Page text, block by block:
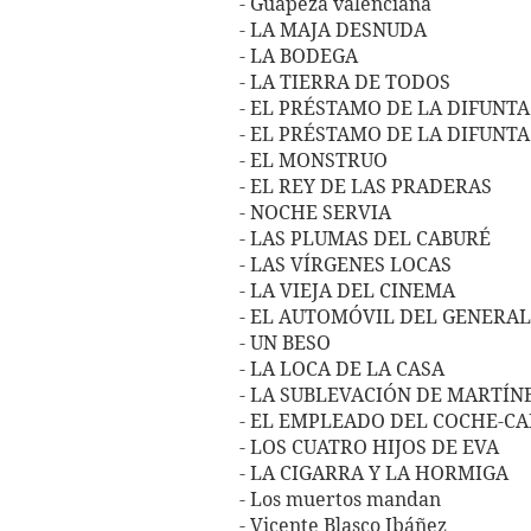
- LA MAJA DESNUDA
- LA BODEGA
- LA TIERRA DE TODOS
- EL PRÉSTAMO DE LA DIFUNTA
- EL PRÉSTAMO DE LA DIFUNTA
- EL MONSTRUO
- EL REY DE LAS PRADERAS
- NOCHE SERVIA
- LAS PLUMAS DEL CABURÉ
- LAS VÍRGENES LOCAS
- LA VIEJA DEL CINEMA
- EL AUTOMÓVIL DEL GENERAL
- UN BESO
- LA LOCA DE LA CASA
- LA SUBLEVACIÓN DE
- EL EMPLEADO DEL COCHE-
- LOS CUATRO HIJOS DE EVA
- LA CIGARRA Y LA HORMIGA
- Los muertos mandan